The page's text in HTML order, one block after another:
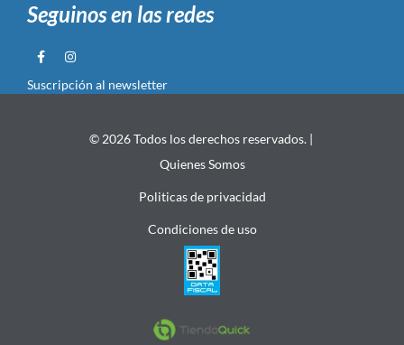
Seguinos en las redes
Suscripción al newsletter
© 2026 Todos los derechos reservados. |
Quienes Somos
Politicas de privacidad
Condiciones de uso